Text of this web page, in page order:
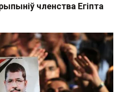
членства Егіпта